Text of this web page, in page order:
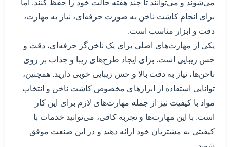
می‌شوند و می‌توانند تا چند هفته حالت خود را حفظ کنند. اما
برای انجام کاشت ناخن به صورت حرفه‌ای، نیاز به مهارت،
دقت و ابزار مناسب است.
یکی از مهارت‌های اصلی برای یک ناخن‌گر حرفه‌ای، دقت و
حس زیبایی است. برای ایجاد طرح‌های زیبا و جذاب بر روی
ناخن‌ها، نیاز به دقت بالا و حس زیبایی خوبی دارید. همچنین،
توانایی استفاده از ابزارهای مخصوص کاشت ناخن و انتخاب
مواد با کیفیت نیز از جمله مهارت‌های لازم برای این کار
است. با این مهارت‌ها و تجربه کافی، می‌توانید خدمات با
کیفیتی به مشتریان خود ارائه دهید و در این صنعت موفق